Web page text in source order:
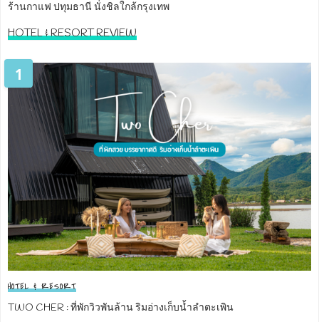
ร้านกาแฟ ปทุมธานี นั่งชิลใกล้กรุงเทพ
HOTEL & RESORT REVIEW
1
HOTEL & RESORT
TWO CHER : ที่พักวิวพันล้าน ริมอ่างเก็บน้ำลำตะเพิน